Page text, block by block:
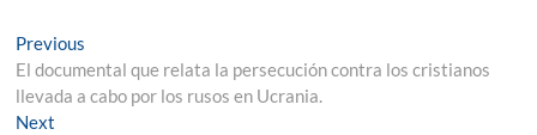
Навігація
записів
Previous
post:
El documental que relata la persecución contra los cristianos
llevada a cabo por los rusos en Ucrania.
Next